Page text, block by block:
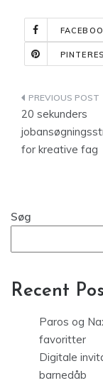
20 sekunders
for kreative fag
Søg
Recent
Paros og
favoritter
Digitale
barnedåb